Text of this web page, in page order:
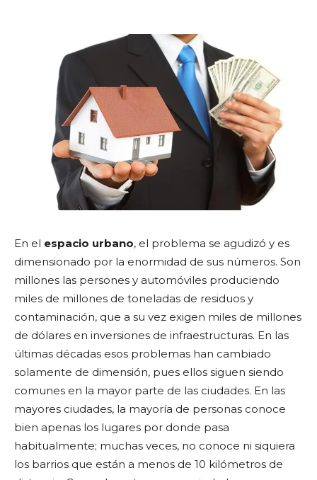
En el espacio urbano, el problema se agudizó y es
dimensionado por la enormidad de sus números. Son
millones las persones y automóviles produciendo
miles de millones de toneladas de residuos y
contaminación, que a su vez exigen miles de millones
de dólares en inversiones de infraestructuras. En las
últimas décadas esos problemas han cambiado
solamente de dimensión, pues ellos siguen siendo
comunes en la mayor parte de las ciudades. En las
mayores ciudades, la mayoría de personas conoce
bien apenas los lugares por donde pasa
habitualmente; muchas veces, no conoce ni siquiera
los barrios que están a menos de 10 kilómetros de